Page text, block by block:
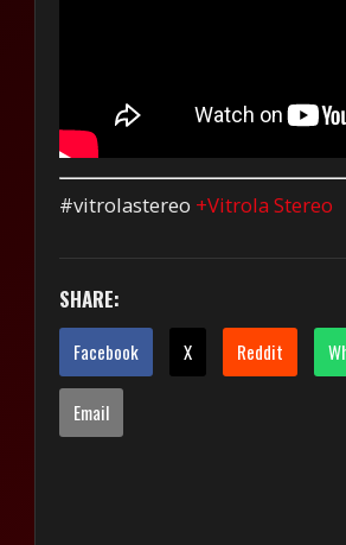
#vitrolastereo +Vitrola Stereo
SHARE:
Facebook X Reddit
Email